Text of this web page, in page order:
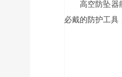
高空防坠器
必戴的防护工具